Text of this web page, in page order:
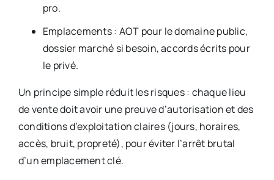
pro.
Emplacements : AOT pour le domaine public,
dossier marché si besoin, accords écrits pour
le privé.
Un principe simple réduit les risques : chaque lieu
de vente doit avoir une preuve d’autorisation et des
conditions d’exploitation claires (jours, horaires,
accès, bruit, propreté), pour éviter l’arrêt brutal
d’un emplacement clé.